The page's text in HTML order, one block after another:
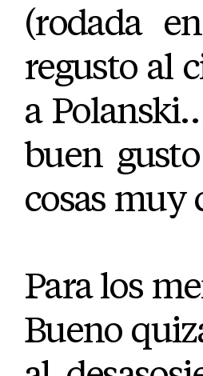
(rodada
regusto al
a
buen
cosas muy
Para los
Bueno